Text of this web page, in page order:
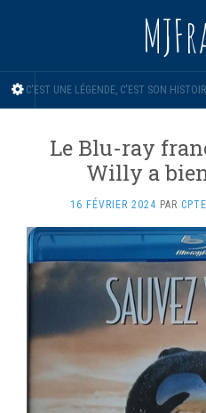
C'EST UNE LÉGENDE, C'EST SON
Le Blu-ray
Willy a
16 FÉVRIER 2024 PAR